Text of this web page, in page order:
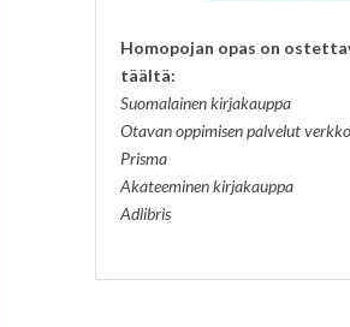
Homopojan opas on
täältä:
Suomalainen kirjakauppa
Otavan oppimisen palvelut
Prisma
Akateeminen kirjakauppa
Adlibris